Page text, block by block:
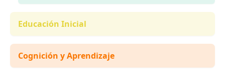
Educación Inicial
Cognición y Aprendizaje